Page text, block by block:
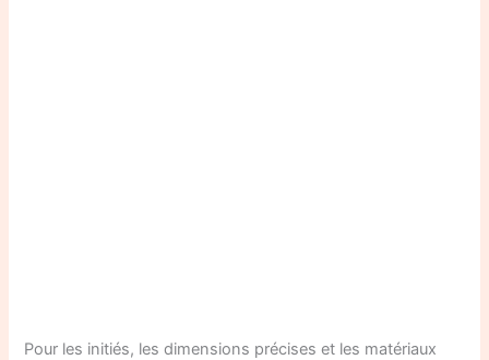
Pour les initiés, les dimensions précises et les matériaux